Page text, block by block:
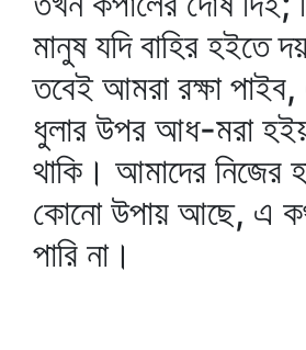
মানুষ যদি বাহির হইতে
তবেই আমরা রক্ষা পাইব,
ধুলার উপর আধ-মরা
থাকি। আমাদের নিজের
কোনো উপায় আছে, এ
পারি না।